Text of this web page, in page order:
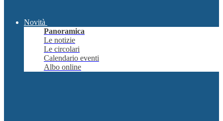
Novità
Panoramica
Le notizie
Le circolari
Calendario eventi
Albo online